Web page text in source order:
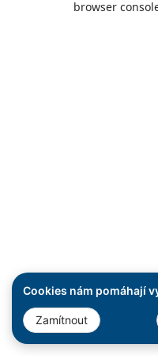
Cookies nám pomáhají
Zamítnout
browser